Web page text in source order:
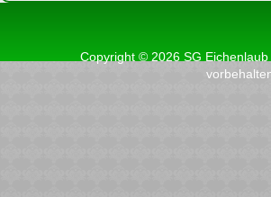
Copyright © 2026 SG